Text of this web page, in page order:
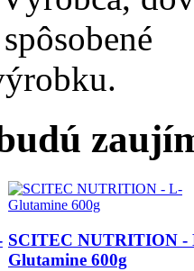
SCITEC NUTRITION -
Glutamine 600g